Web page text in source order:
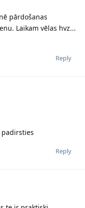
pārdošanas
Laikam vēlas hvz...
Reply
Reply